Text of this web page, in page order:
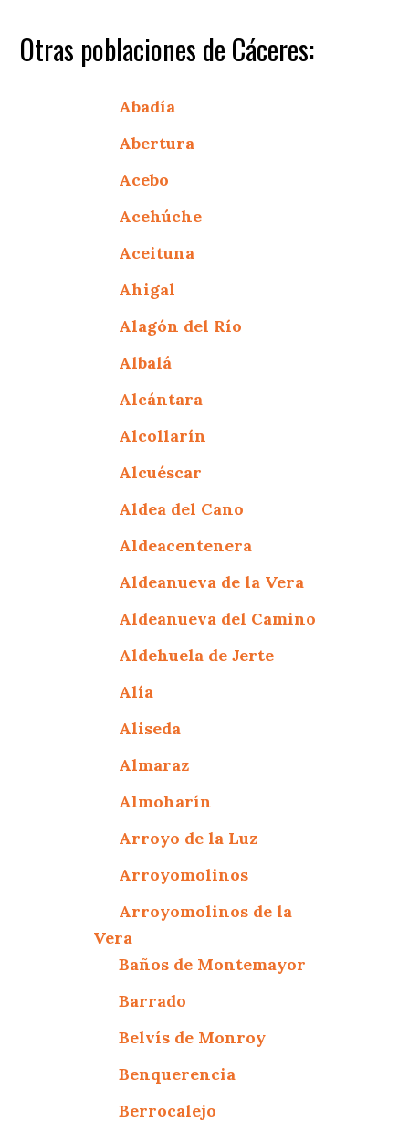
Otras poblaciones de Cáceres:
Abadía
Abertura
Acebo
Acehúche
Aceituna
Ahigal
Alagón del Río
Albalá
Alcántara
Alcollarín
Alcuéscar
Aldea del Cano
Aldeacentenera
Aldeanueva de la Vera
Aldeanueva del Camino
Aldehuela de Jerte
Alía
Aliseda
Almaraz
Almoharín
Arroyo de la Luz
Arroyomolinos
Arroyomolinos de la
Vera
Baños de Montemayor
Barrado
Belvís de Monroy
Benquerencia
Berrocalejo